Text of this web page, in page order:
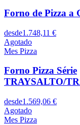
Forno de Pizza a
desde1.748,11 €
Agotado
Mes Pizza
Forno Pizza Série
TRAYSALTO/
desde1.569,06 €
Agotado
Mes Pizza